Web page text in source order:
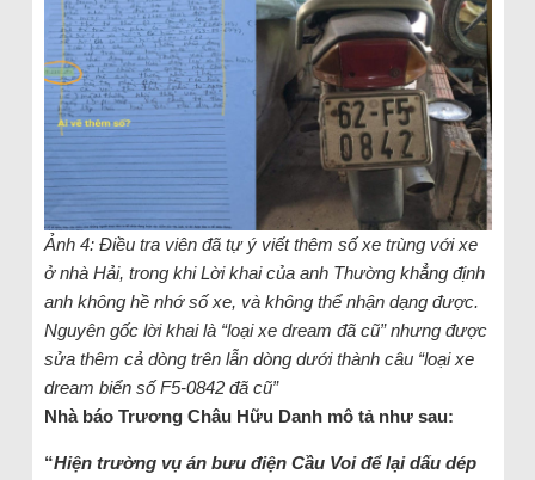
Ảnh 4: Điều tra viên đã tự ý viết thêm số xe trùng với xe
ở nhà Hải, trong khi Lời khai của anh Thường khẳng định
anh không hề nhớ số xe, và không thể nhận dạng được.
Nguyên gốc lời khai là “loại xe dream đã cũ” nhưng được
sửa thêm cả dòng trên lẫn dòng dưới thành câu “loại xe
dream biển số F5-0842 đã cũ”
Nhà báo Trương Châu Hữu Danh mô tả như sau:
“Hiện trường vụ án bưu điện Cầu Voi để lại dấu dép